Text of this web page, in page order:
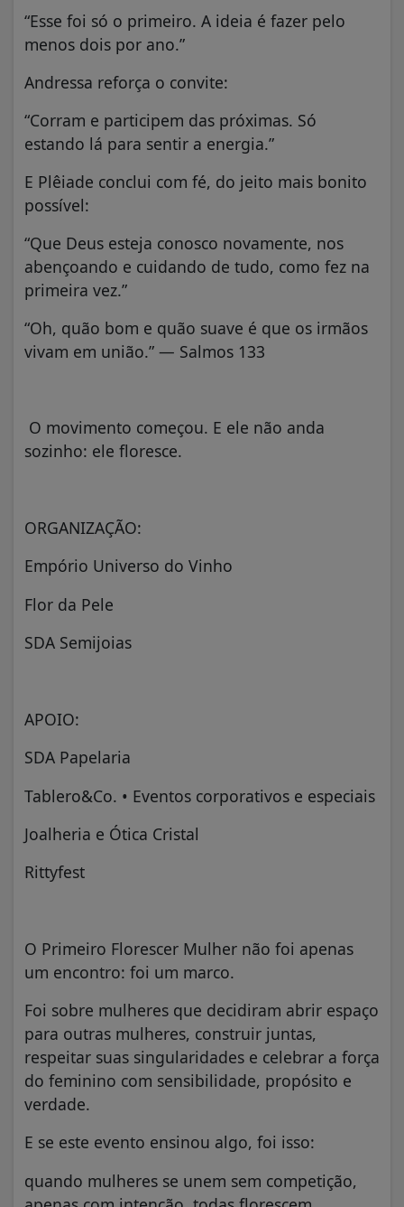
“Esse foi só o primeiro. A ideia é fazer pelo
menos dois por ano.”
Andressa reforça o convite:
“Corram e participem das próximas. Só
estando lá para sentir a energia.”
E Plêiade conclui com fé, do jeito mais bonito
possível:
“Que Deus esteja conosco novamente, nos
abençoando e cuidando de tudo, como fez na
primeira vez.”
“Oh, quão bom e quão suave é que os irmãos
vivam em união.” — Salmos 133
O movimento começou. E ele não anda
sozinho: ele floresce.
ORGANIZAÇÃO:
Empório Universo do Vinho
Flor da Pele
SDA Semijoias
APOIO:
SDA Papelaria
Tablero&Co. • Eventos corporativos e especiais
Joalheria e Ótica Cristal
Rittyfest
O Primeiro Florescer Mulher não foi apenas
um encontro: foi um marco.
Foi sobre mulheres que decidiram abrir espaço
para outras mulheres, construir juntas,
respeitar suas singularidades e celebrar a força
do feminino com sensibilidade, propósito e
verdade.
E se este evento ensinou algo, foi isso:
quando mulheres se unem sem competição,